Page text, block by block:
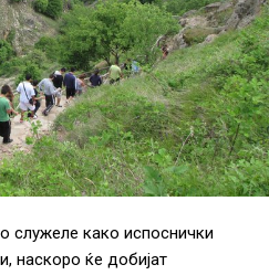
служеле како испоснички
наскоро ќе добијат